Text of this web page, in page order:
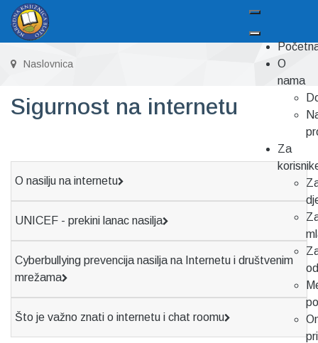
O
nama
Za
Naslovnica
Sigurnost na internetu
O nasilju na internetu
UNICEF - prekini lanac nasilja
Cyberbullying prevencija nasilja na Internetu i društvenim
mrežama
Što je važno znati o internetu i chat roomu